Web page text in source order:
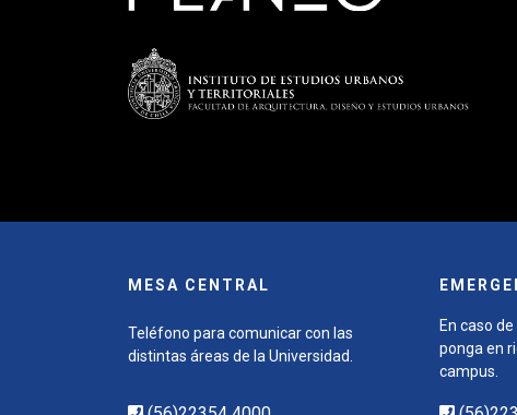
MESA CENTRAL
Teléfono para comunicar con las
distintas áreas de la Universidad.
En caso
ponga en
campus.